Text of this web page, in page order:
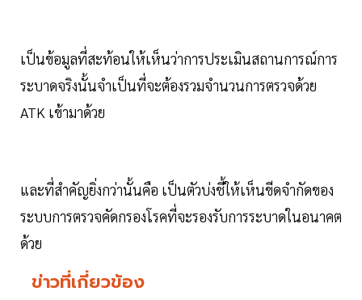
เป็นข้อมูลที่สะท้อนให้เห็นว่าการประเมินสถานการณ์การ
ระบาดจริงนั้นจำเป็นที่จะต้องรวมจำนวนการตรวจด้วย
ATK เข้ามาด้วย
และที่สำคัญยิ่งกว่านั้นคือ เป็นตัวบ่งชี้ให้เห็นขีดจำกัดของ
ระบบการตรวจคัดกรองโรคที่จะรองรับการระบาดในอนาคต
ด้วย
ข่าวที่เกี่ยวข้อง